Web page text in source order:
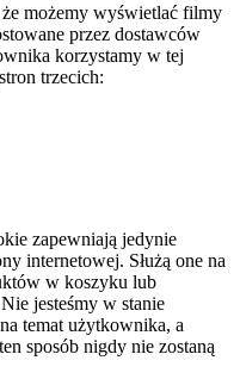
możemy wyświetlać filmy
przez dostawców
korzystamy w tej
trzecich:
zapewniają jedynie
internetowej. Służą one na
w koszyku lub
jesteśmy w stanie
temat użytkownika, a
sposób nigdy nie zostaną